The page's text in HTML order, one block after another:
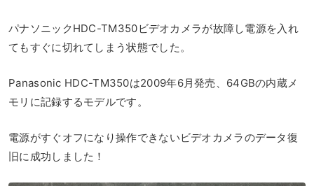
パナソニックHDC-TM350ビデオカメラが故障し電源を入れ
てもすぐに切れてしまう状態でした。
Panasonic HDC-TM350は2009年6月発売、64GBの内蔵メ
モリに記録するモデルです。
電源がすぐオフになり操作できないビデオカメラのデータ復
旧に成功しました！